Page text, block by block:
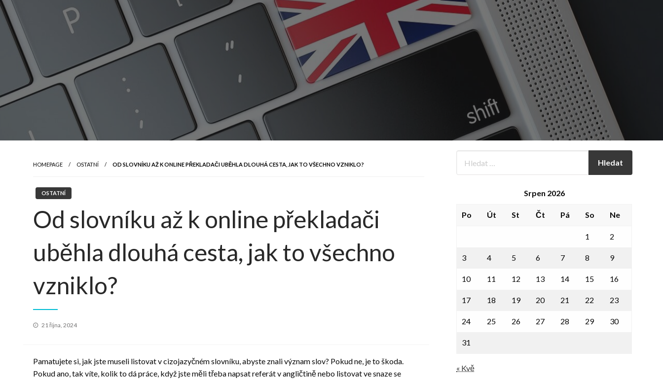
HOMEPAGE OSTATNÍ OD SLOVNÍKU AŽ K ONLINE PŘEKLADAČI UBĚHLA DLOUHÁ CESTA, JAK TO VŠECHNO VZNIKLO?
OSTATNÍ
Od slovníku až k online překladači
uběhla dlouhá cesta, jak to všechno
vzniklo?
Posted
21 října, 2024
Pamatujete si, jak jste museli listovat v cizojazyčném slovníku, abyste znali význam slov? Pokud ne, je to škoda.
Pokud ano, tak víte, kolik to dá práce, když jste měli třeba napsat referát v angličtině nebo listovat ve snaze se
Srpen 2026
Po Út St Čt Pá So Ne
1 2
3 4 5 6 7 8 9
10 11 12 13 14 15 16
17 18 19 20 21 22 23
24 25 26 27 28 29 30
31
« Kvě